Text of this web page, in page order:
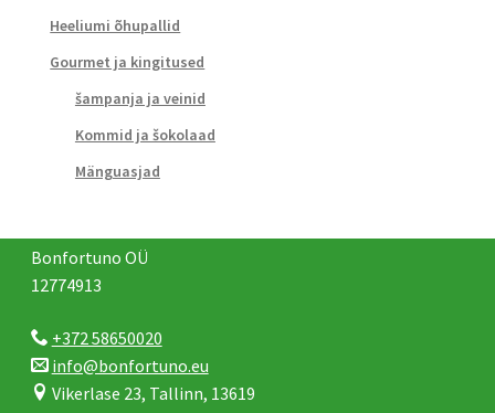
Heeliumi õhupallid
Gourmet ja kingitused
šampanja ja veinid
Kommid ja šokolaad
Mänguasjad
Bonfortuno OÜ
12774913
+372 58650020
info@bonfortuno.eu
Vikerlase 23, Tallinn, 13619